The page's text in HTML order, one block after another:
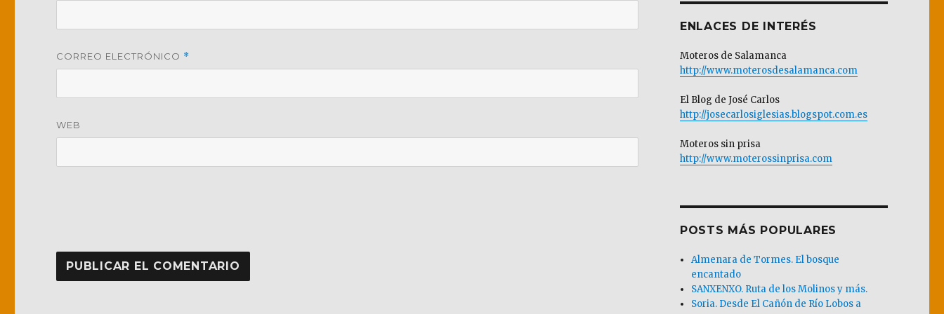
CORREO ELECTRÓNICO *
WEB
ENLACES DE INTERÉS
Moteros de Salamanca
http://www.moterosdesalamanca.com
El Blog de José Carlos
http://josecarlosiglesias.blogspot.com.es
Moteros sin prisa
http://www.moterossinprisa.com
POSTS MÁS POPULARES
Almenara de Tormes. El bosque
encantado
SANXENXO. Ruta de los Molinos y más.
Soria. Desde El Cañón de Río Lobos a